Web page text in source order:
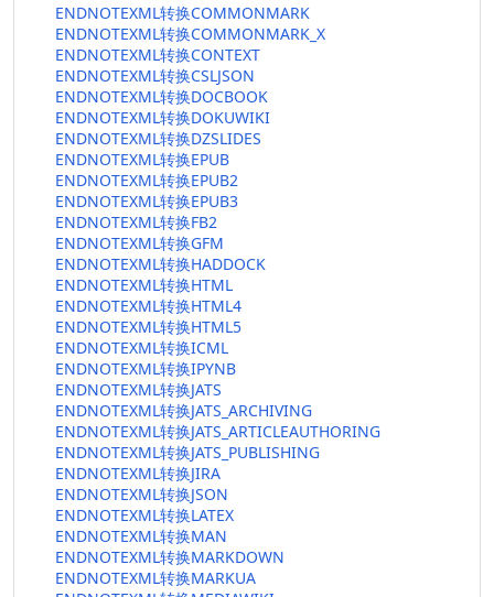
ENDNOTEXML转换COMMONMARK
ENDNOTEXML转换COMMONMARK_X
ENDNOTEXML转换CONTEXT
ENDNOTEXML转换CSLJSON
ENDNOTEXML转换DOCBOOK
ENDNOTEXML转换DOKUWIKI
ENDNOTEXML转换DZSLIDES
ENDNOTEXML转换EPUB
ENDNOTEXML转换EPUB2
ENDNOTEXML转换EPUB3
ENDNOTEXML转换FB2
ENDNOTEXML转换GFM
ENDNOTEXML转换HADDOCK
ENDNOTEXML转换HTML
ENDNOTEXML转换HTML4
ENDNOTEXML转换HTML5
ENDNOTEXML转换ICML
ENDNOTEXML转换IPYNB
ENDNOTEXML转换JATS
ENDNOTEXML转换JATS_ARCHIVING
ENDNOTEXML转换JATS_ARTICLEAUTHORING
ENDNOTEXML转换JATS_PUBLISHING
ENDNOTEXML转换JIRA
ENDNOTEXML转换JSON
ENDNOTEXML转换LATEX
ENDNOTEXML转换MAN
ENDNOTEXML转换MARKDOWN
ENDNOTEXML转换MARKUA